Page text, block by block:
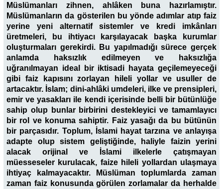
Müslümanları zihnen, ahlâken buna hazırlamıştır.
Müslümanların da gösterilen bu yönde adımlar atıp faiz
yerine yeni alternatif sistemler ve kredi imkânları
üretmeleri, bu ihtiyacı karşılayacak başka kurumlar
oluşturmaları gerekirdi. Bu yapılmadığı sürece gerçek
anlamda haksızlık edilmeyen ve haksızlığa
uğranılmayan ideal bir iktisadi hayata geçilemeyeceği
gibi faiz kapısını zorlayan hileli yollar ve usuller de
artacaktır. İslam; dini-ahlâki umdeleri, ilke ve prensipleri,
emir ve yasakları ile kendi içerisinde belli bir bütünlüğe
sahip olup bunlar birbirini destekleyici ve tamamlayıcı
bir rol ve konuma sahiptir. Faiz yasağı da bu bütünün
bir parçasıdır. Toplum, İslami hayat tarzına ve anlayışa
adapte olup sistem geliştiğinde, haliyle faizin yerini
alacak orijinal ve İslami ilkelerle çatışmayan
müesseseler kurulacak, faize hileli yollardan ulaşmaya
ihtiyaç kalmayacaktır. Müslüman toplumlarda zaman
zaman faiz konusunda görülen zorlamalar da herhalde